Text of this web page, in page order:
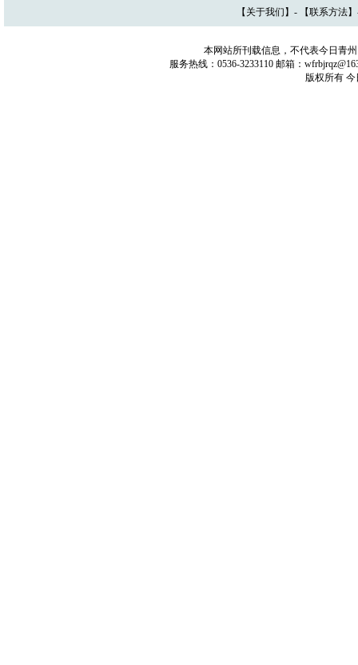
【 关于我们 】- 【联系方法
本网站所刊载信息，不代表今日青
服务热线：0536-3233110 邮箱：
版权所有 今